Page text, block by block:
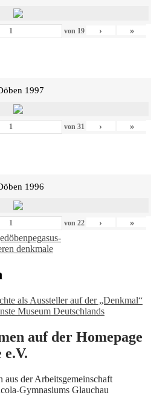
von 19 › »
1997
von 31 › »
1996
von 22 › »
döbenpegasus-
denkmale
als Aussteller auf der „Denkmal“
Museum Deutschlands
auf der Homepage
e.V.
der Arbeitsgemeinschaft
Gymnasiums Glauchau